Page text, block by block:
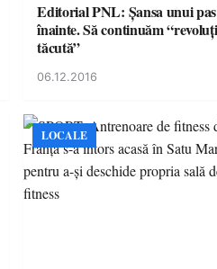
Editorial PNL: Șansa unui pas
înainte. Să continuăm “revoluția
tăcută”
06.12.2016
LOCALE